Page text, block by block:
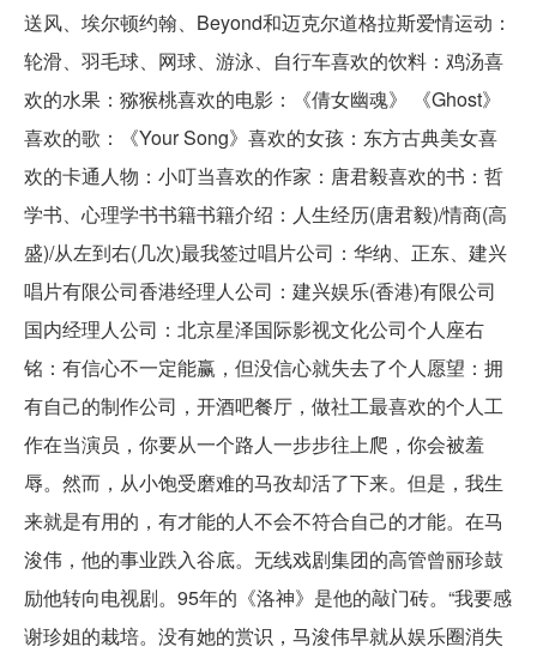
送风、埃尔顿约翰、Beyond和迈克尔道格拉斯爱情运动：
轮滑、羽毛球、网球、游泳、自行车喜欢的饮料：鸡汤喜
欢的水果：猕猴桃喜欢的电影：《倩女幽魂》 《Ghost》
喜欢的歌：《Your Song》喜欢的女孩：东方古典美女喜
欢的卡通人物：小叮当喜欢的作家：唐君毅喜欢的书：哲
学书、心理学书书籍书籍介绍：人生经历(唐君毅)/情商(高
盛)/从左到右(几次)最我签过唱片公司：华纳、正东、建兴
唱片有限公司香港经理人公司：建兴娱乐(香港)有限公司
国内经理人公司：北京星泽国际影视文化公司个人座右
铭：有信心不一定能赢，但没信心就失去了个人愿望：拥
有自己的制作公司，开酒吧餐厅，做社工最喜欢的个人工
作在当演员，你要从一个路人一步步往上爬，你会被羞
辱。然而，从小饱受磨难的马孜却活了下来。但是，我生
来就是有用的，有才能的人不会不符合自己的才能。在马
浚伟，他的事业跌入谷底。无线戏剧集团的高管曾丽珍鼓
励他转向电视剧。95年的《洛神》是他的敲门砖。“我要感
谢珍姐的栽培。没有她的赏识，马浚伟早就从娱乐圈消失